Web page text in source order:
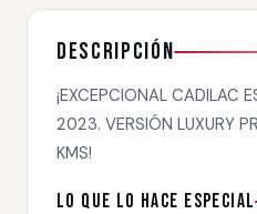
Descripción
¡EXCEPCIONAL CADILAC
2023. VERSIÓN LUXURY
KMS!
Lo que lo hace especial